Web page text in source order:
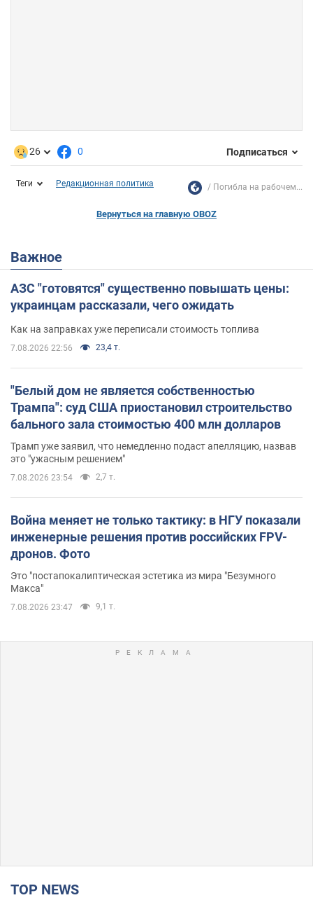
26 0 Подписаться
Теги Редакционная политика Погибла на рабочем...
Вернуться на главную OBOZ
Важное
АЗС "готовятся" существенно повышать цены:
украинцам рассказали, чего ожидать
Как на заправках уже переписали стоимость топлива
7.08.2026 22:56 23,4 т.
"Белый дом не является собственностью
Трампа": суд США приостановил строительство
бального зала стоимостью 400 млн долларов
Трамп уже заявил, что немедленно подаст апелляцию, назвав
это "ужасным решением"
7.08.2026 23:54 2,7 т.
Война меняет не только тактику: в НГУ показали
инженерные решения против российских FPV-
дронов. Фото
Это "постапокалиптическая эстетика из мира "Безумного
Макса"
7.08.2026 23:47 9,1 т.
TOP NEWS